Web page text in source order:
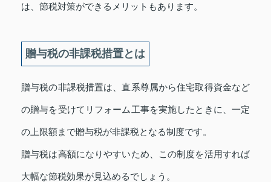
は、節税対策ができるメリットもあります。
贈与税の非課税措置とは
贈与税の非課税措置は、直系尊属から住宅取得資金など
の贈与を受けてリフォーム工事を実施したときに、一定
の上限額まで贈与税が非課税となる制度です。
贈与税は高額になりやすいため、この制度を活用すれば
大幅な節税効果が見込めるでしょう。